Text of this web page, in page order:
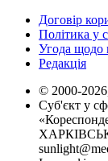
Договір
Політика у
Угода щодо
Редакція
© 2000-
Суб'єкт у